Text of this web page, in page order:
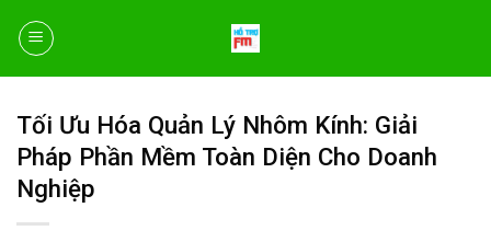
content
Tối Ưu Hóa Quản Lý Nhôm Kính: Giải
Pháp Phần Mềm Toàn Diện Cho Doanh
Nghiệp